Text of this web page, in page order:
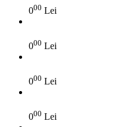
000 Lei
000 Lei
000 Lei
000 Lei